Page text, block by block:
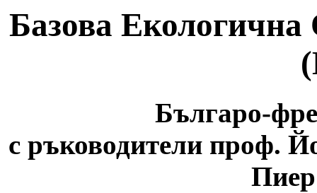
Базова
Българо-
с ръководители проф.